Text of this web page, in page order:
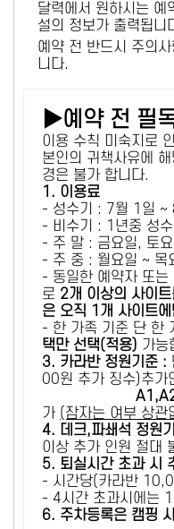
달력에서 원하시는 예
설의 정보가 출력됩니
예약 전 반드시 주의
니다.
▶예약 전 필
이용 수칙 미숙지로
본인의 귀책사유에
경은 불가 합니다.
1. 이용료
- 성수기 : 7월 1일 ~
- 비수기 : 1년중 성
- 주 말 : 금요일, 토
- 주 중 : 월요일 ~ 목
- 동일한 예약자 또는
로 2개 이상의 사이
은 오직 1개 사이트
- 한 가족 기준 단 한
택만 선택(적용) 가능
3. 카라반 정원기준 :
00원 추가 징수)추가
A1,A2 카
가 (잠자는 여부 상관
4. 데크,파쇄석 정원
이상 추가 인원 절대
5. 퇴실시간 초과 시
- 시간당(카라반
- 4시간 초과시에는
6. 주차등록은 캠핑